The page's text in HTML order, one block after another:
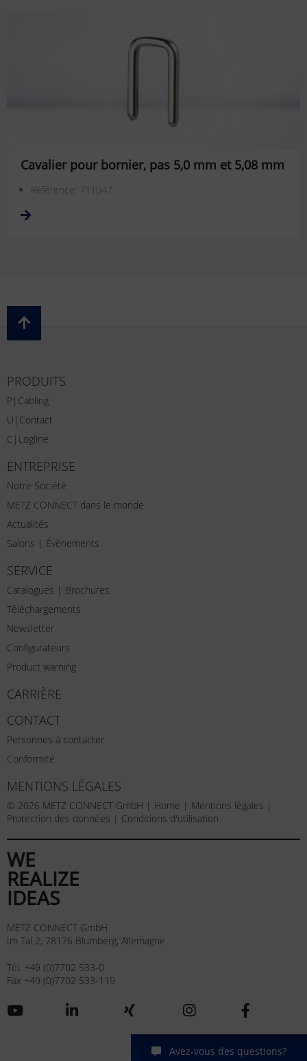
Cavalier pour bornier, pas 5,0 mm et 5,08 mm
Référence: 711047
PRODUITS
P|Cabling
U|Contact
C|Logline
ENTREPRISE
Notre Société
METZ CONNECT dans le monde
Actualités
Salons | Évènements
SERVICE
Catalogues | Brochures
Téléchargements
Newsletter
Configurateurs
Product warning
CARRIÈRE
CONTACT
Personnes à contacter
Conformité
MENTIONS LÉGALES
© 2026 METZ CONNECT GmbH | Home | Mentions légales |
Protection des données | Conditions d'utilisation
WE
REALIZE
IDEAS
METZ CONNECT GmbH
Im Tal 2, 78176 Blumberg, Allemagne
Tél. +49 (0)7702 533-0
Fax +49 (0)7702 533-119
Avez-vous des questions?